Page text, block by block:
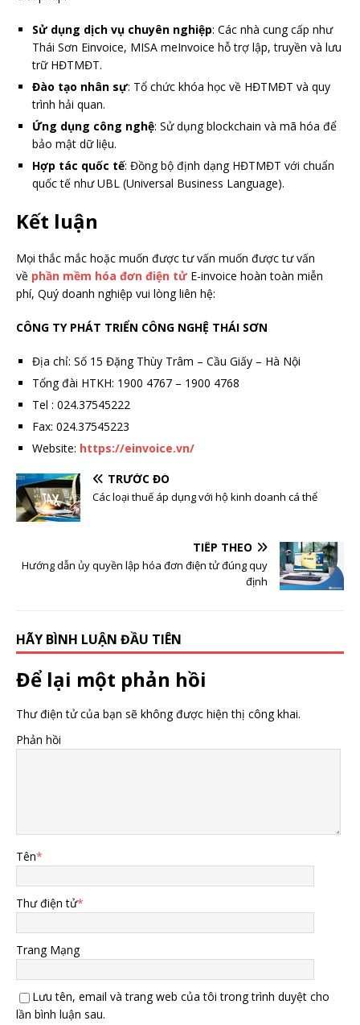
Sử dụng dịch vụ chuyên nghiệp: Các nhà cung cấp như
Thái Sơn Einvoice, MISA meInvoice hỗ trợ lập, truyền và lưu
trữ HĐTMĐT.
Đào tạo nhân sự: Tổ chức khóa học về HĐTMĐT và quy
trình hải quan.
Ứng dụng công nghệ: Sử dụng blockchain và mã hóa để
bảo mật dữ liệu.
Hợp tác quốc tế: Đồng bộ định dạng HĐTMĐT với chuẩn
quốc tế như UBL (Universal Business Language).
Kết luận
Mọi thắc mắc hoặc muốn được tư vấn muốn được tư vấn
về phần mềm hóa đơn điện tửE-invoice hoàn toàn miễn
phí, Quý doanh nghiệp vui lòng liên hệ:
CÔNG TY PHÁT TRIỂN CÔNG NGHỆ THÁI SƠN
Địa chỉ: Số 15 Đặng Thùy Trâm – Cầu Giấy – Hà Nội
Tổng đài HTKH: 1900 4767 – 1900 4768
Tel : 024.37545222
Fax: 024.37545223
Website: https://einvoice.vn/
TRƯỚC ĐÓ
Các loại thuế áp dụng với hộ kinh doanh cá thể
TIẾP THEO
Hướng dẫn ủy quyền lập hóa đơn điện tử đúng quy
định
HÃY BÌNH LUẬN ĐẦU TIÊN
Để lại một phản hồi
Thư điện tử của bạn sẽ không được hiện thị công khai.
Phản hồi
Tên*
Thư điện tử*
Trang Mạng
Lưu tên, email và trang web của tôi trong trình duyệt cho
lần bình luận sau.